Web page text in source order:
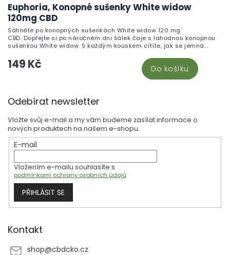
Euphoria, Konopné sušenky White widow
120mg CBD
149 Kč Do košíku
Sáhněte po konopných sušenkách White widow 120 mg
CBD. Dopřejte si po náročném dni šálek čaje s lahodnou konopnou
sušenkou White widow. S každým kouskem cítíte, jak se jemná
sladkost čokolády mísí s jemným nádechem konopí, a stres z
celého dne se pomalu rozpouští. Představte si, jak se s přáteli
sejdete na odpolední kávu a dělíte se o tyto lahodné sušenky.
Nejenže uspokojí vaši chuť na sladké, ale také vám zpříjemní
Odebírat newsletter
Vložte svůj e-mail a my vám budeme zasílat informace o
nových produktech na našem e-shopu.
E-mail
Vložením e-mailu souhlasíte s
podmínkami ochrany osobních údajů
PŘIHLÁSIT SE
Kontakt
shop@cbdcko.cz